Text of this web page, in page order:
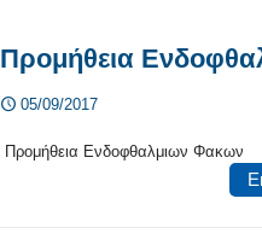
Προμήθεια
05/09/2017
Προμήθεια Ενδοφθαλμιων Φακων